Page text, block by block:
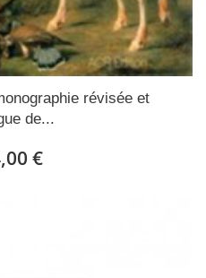
révisée et
de...
€